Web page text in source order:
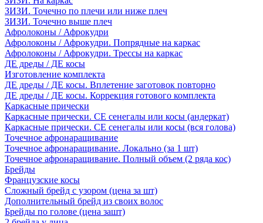
ЗИЗИ. Точечно по плечи или ниже плеч
ЗИЗИ. Точечно выше плеч
Афролоконы / Афрокудри
Афролоконы / Афрокудри. Попрядные на каркас
Афролоконы / Афрокудри. Трессы на каркас
ДЕ дреды / ДЕ косы
Изготовление комплекта
ДЕ дреды / ДЕ косы. Вплетение заготовок повторно
ДЕ дреды / ДЕ косы. Коррекция готового комплекта
Каркасные прически
Каркасные прически. СЕ сенегалы или косы (андеркат)
Каркасные прически. СЕ сенегалы или косы (вся голова)
Точечное афронаращивание
Точечное афронаращивание. Локально (за 1 шт)
Точечное афронаращивание. Полный объем (2 ряда кос)
Брейды
Французские косы
Сложный брейд с узором (цена за шт)
Дополнительный брейд из своих волос
Брейды по голове (цена зашт)